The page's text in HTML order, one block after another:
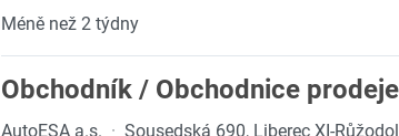
Méně než 2 týdny
Obchodník / Obchodnice
AutoESA a.s. · Sousedská 690, Liberec XI-